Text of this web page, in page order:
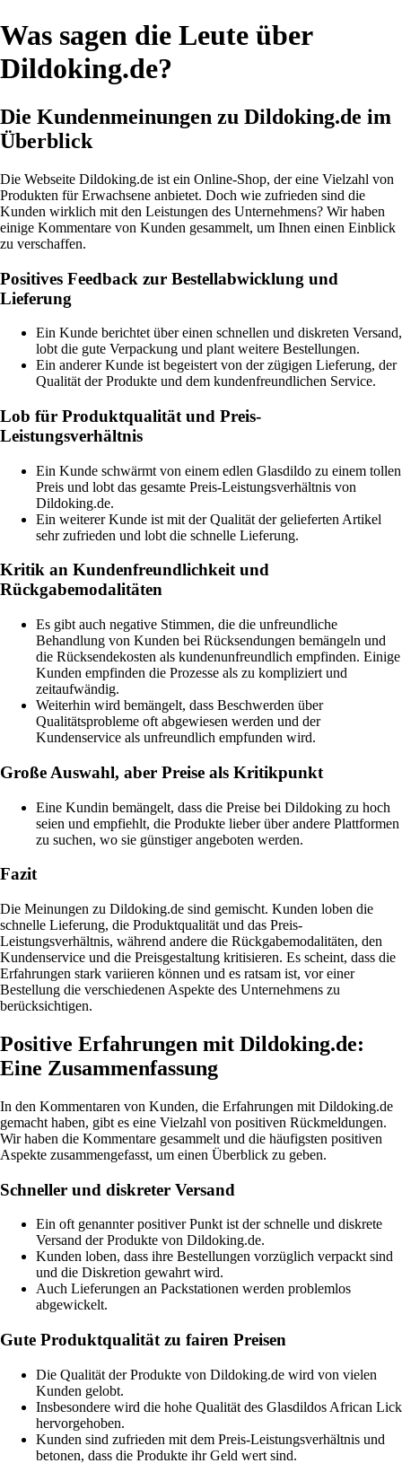
Was sagen die Leute über
Dildoking.de?
Die Kundenmeinungen zu Dildoking.de im
Überblick
Die Webseite Dildoking.de ist ein Online-Shop, der eine Vielzahl von
Produkten für Erwachsene anbietet. Doch wie zufrieden sind die
Kunden wirklich mit den Leistungen des Unternehmens? Wir haben
einige Kommentare von Kunden gesammelt, um Ihnen einen Einblick
zu verschaffen.
Positives Feedback zur Bestellabwicklung und
Lieferung
Ein Kunde berichtet über einen schnellen und diskreten Versand,
lobt die gute Verpackung und plant weitere Bestellungen.
Ein anderer Kunde ist begeistert von der zügigen Lieferung, der
Qualität der Produkte und dem kundenfreundlichen Service.
Lob für Produktqualität und Preis-
Leistungsverhältnis
Ein Kunde schwärmt von einem edlen Glasdildo zu einem tollen
Preis und lobt das gesamte Preis-Leistungsverhältnis von
Dildoking.de.
Ein weiterer Kunde ist mit der Qualität der gelieferten Artikel
sehr zufrieden und lobt die schnelle Lieferung.
Kritik an Kundenfreundlichkeit und
Rückgabemodalitäten
Es gibt auch negative Stimmen, die die unfreundliche
Behandlung von Kunden bei Rücksendungen bemängeln und
die Rücksendekosten als kundenunfreundlich empfinden. Einige
Kunden empfinden die Prozesse als zu kompliziert und
zeitaufwändig.
Weiterhin wird bemängelt, dass Beschwerden über
Qualitätsprobleme oft abgewiesen werden und der
Kundenservice als unfreundlich empfunden wird.
Große Auswahl, aber Preise als Kritikpunkt
Eine Kundin bemängelt, dass die Preise bei Dildoking zu hoch
seien und empfiehlt, die Produkte lieber über andere Plattformen
zu suchen, wo sie günstiger angeboten werden.
Fazit
Die Meinungen zu Dildoking.de sind gemischt. Kunden loben die
schnelle Lieferung, die Produktqualität und das Preis-
Leistungsverhältnis, während andere die Rückgabemodalitäten, den
Kundenservice und die Preisgestaltung kritisieren. Es scheint, dass die
Erfahrungen stark variieren können und es ratsam ist, vor einer
Bestellung die verschiedenen Aspekte des Unternehmens zu
berücksichtigen.
Positive Erfahrungen mit Dildoking.de:
Eine Zusammenfassung
In den Kommentaren von Kunden, die Erfahrungen mit Dildoking.de
gemacht haben, gibt es eine Vielzahl von positiven Rückmeldungen.
Wir haben die Kommentare gesammelt und die häufigsten positiven
Aspekte zusammengefasst, um einen Überblick zu geben.
Schneller und diskreter Versand
Ein oft genannter positiver Punkt ist der schnelle und diskrete
Versand der Produkte von Dildoking.de.
Kunden loben, dass ihre Bestellungen vorzüglich verpackt sind
und die Diskretion gewahrt wird.
Auch Lieferungen an Packstationen werden problemlos
abgewickelt.
Gute Produktqualität zu fairen Preisen
Die Qualität der Produkte von Dildoking.de wird von vielen
Kunden gelobt.
Insbesondere wird die hohe Qualität des Glasdildos African Lick
hervorgehoben.
Kunden sind zufrieden mit dem Preis-Leistungsverhältnis und
betonen, dass die Produkte ihr Geld wert sind.